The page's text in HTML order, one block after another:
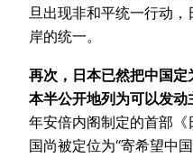
旦出现非和平统一行动
岸的统一。
再次，日本已然把中国
本半公开地列为可以发
年安倍内阁制定的首部
国尚被定位为“寄希望中